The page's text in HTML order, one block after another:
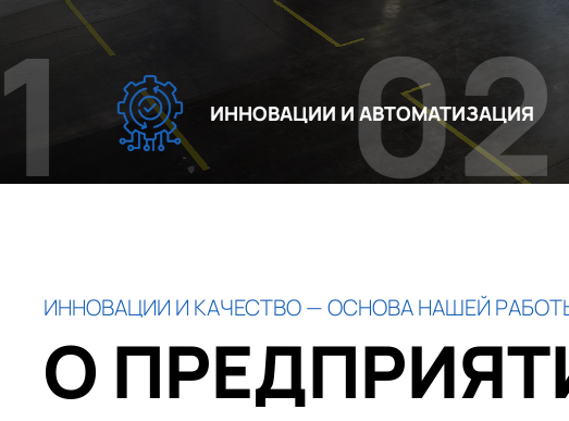
ИННОВАЦИИ И АВТОМАТИЗАЦИЯ
02
ИННОВАЦИИ И КАЧЕСТВО — ОСНОВА НАШЕЙ
О